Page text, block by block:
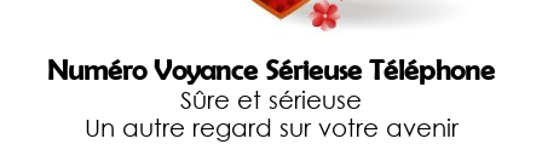
Numéro Voyance Sérieuse Téléphone
Sûre et sérieuse
Un autre regard sur votre avenir